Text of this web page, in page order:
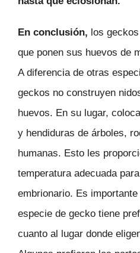
En conclusión, los
que ponen sus huevos de
A diferencia de otras
geckos no construyen
huevos. En su lugar,
y hendiduras de árboles,
humanas. Esto les
temperatura adecuada
embrionario. Es
especie de gecko tiene
cuanto al lugar donde